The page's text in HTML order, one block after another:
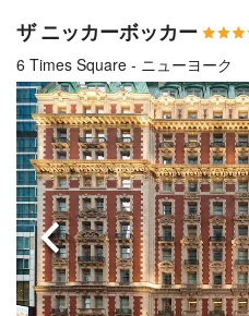
ザ ニッカーボッカー
6 Times Square - ニューヨーク
前へ